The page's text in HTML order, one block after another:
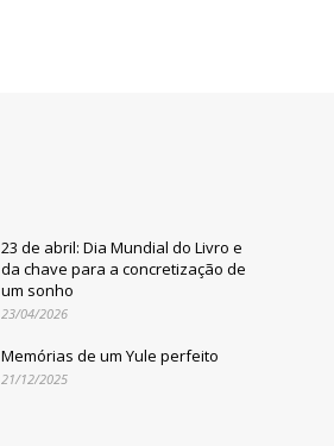
23 de abril: Dia Mundial do Livro e
da chave para a concretização de
um sonho
23/04/2026
Memórias de um Yule perfeito
21/12/2025